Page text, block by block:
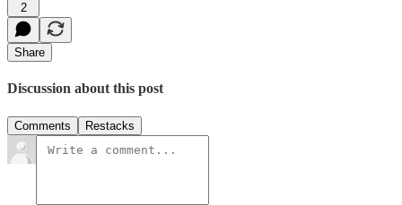
2
Share
Discussion about this post
Comments Restacks